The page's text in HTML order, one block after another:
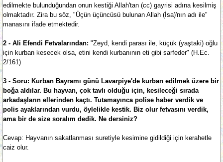
edilmekte bulunduğundan onun kestiği Allah'tan (cc) gayrisi adına kesilmiş
olmaktadır. Zira bu söz, "Üçün üçüncüsü bulunan Allah (İsa)'nın adı ile"
manasını ifade etmektedir.
2 - Ali Efendi Fetvalarından: "Zeyd, kendi parası ile, küçük (yaştaki) oğlu
için kurban kesecek olsa, etini kendi kurbanının eti gibi sarfeder" (H.Ec.
2/161)
3 - Soru: Kurban Bayramı günü Lavarpiye'de kurban edilmek üzere bir
boğa aldılar. Bu hayvan, çok tavlı olduğu için, kesileceği sırada
arkadaşların ellerinden kaçtı. Tutamayınca polise haber verdik ve
polis ayaklarından vurdu, öylelikle kestik. Biz olur fetvasını verdik,
ama bir de size soralım dedik. Ne dersiniz?
Cevap: Hayvanın sakatlanması suretiyle kesimine gidildiği için kerahetle
caiz olur.